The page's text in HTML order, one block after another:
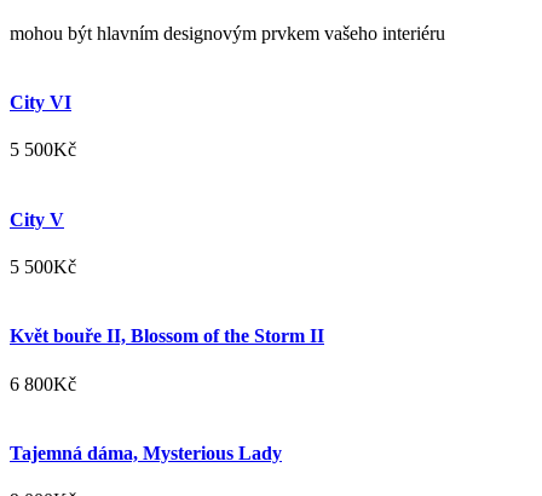
mohou být hlavním designovým prvkem vašeho interiéru
City VI
5 500Kč
City V
5 500Kč
Květ bouře II, Blossom of the Storm II
6 800Kč
Tajemná dáma, Mysterious Lady